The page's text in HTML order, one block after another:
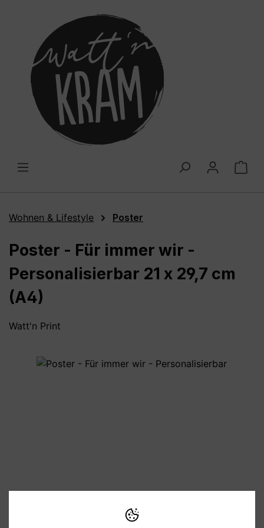
Wohnen & Lifestyle Poster
Poster - Für immer wir -
Personalisierbar 21 x 29,7 cm
(A4)
Watt'n Print
Bildergalerie überspringen
Preise inkl. MwSt. zzgl. Versandkosten